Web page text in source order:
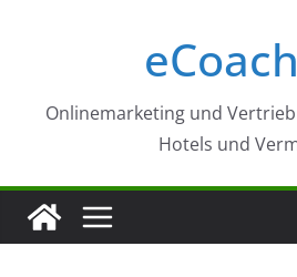
Onlinemarketing und
Hotels und